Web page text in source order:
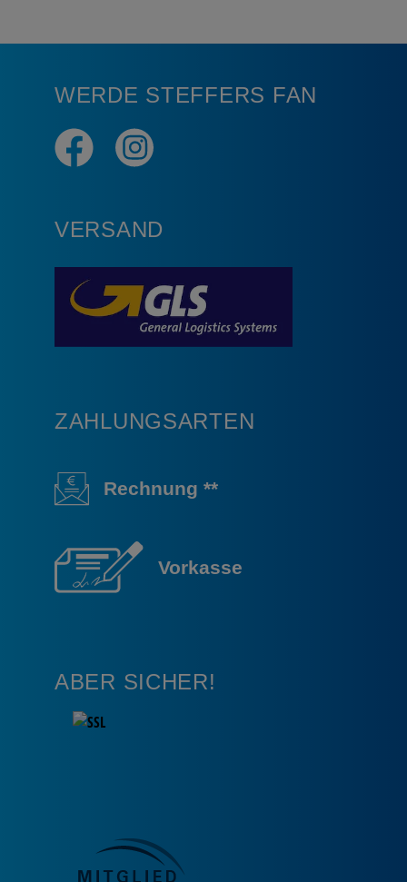
WERDE STEFFERS FAN
VERSAND
ZAHLUNGSARTEN
Rechnung **
Vorkasse
ABER SICHER!